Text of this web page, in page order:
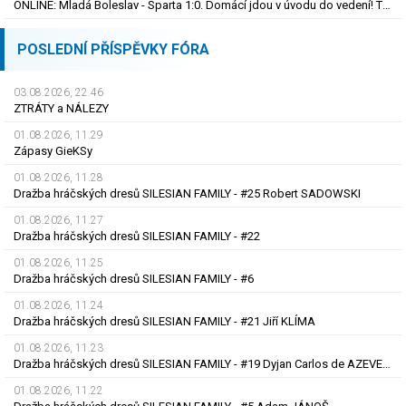
ONLINE: Mladá Boleslav - Sparta 1:0. Domácí jdou v úvodu do vedení! Trefil se Šubert
POSLEDNÍ PŘÍSPĚVKY FÓRA
03.08.2026, 22.46
ZTRÁTY a NÁLEZY
01.08.2026, 11.29
Zápasy GieKSy
01.08.2026, 11.28
Dražba hráčských dresů SILESIAN FAMILY - #25 Robert SADOWSKI
01.08.2026, 11.27
Dražba hráčských dresů SILESIAN FAMILY - #22
01.08.2026, 11.25
Dražba hráčských dresů SILESIAN FAMILY - #6
01.08.2026, 11.24
Dražba hráčských dresů SILESIAN FAMILY - #21 Jiří KLÍMA
01.08.2026, 11.23
Dražba hráčských dresů SILESIAN FAMILY - #19 Dyjan Carlos de AZEVEDO
01.08.2026, 11.22